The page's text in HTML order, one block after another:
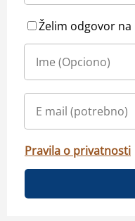
Želim odgovor
Pravila o privatnosti